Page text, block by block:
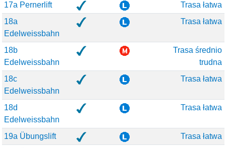
17a Pernerlift
Trasa łatwa
18a
Edelweissbahn
Trasa łatwa
18b
Edelweissbahn
Trasa średnio
trudna
18c
Edelweissbahn
Trasa łatwa
18d
Edelweissbahn
Trasa łatwa
19a Übungslift
Trasa łatwa